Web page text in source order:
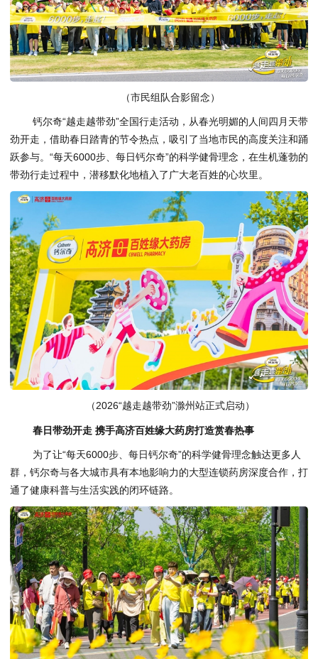
（市民组队合影留念）
钙尔奇“越走越带劲”全国行走活动，从春光明媚的人间四月天带
劲开走，借助春日踏青的节令热点，吸引了当地市民的高度关注和踊
跃参与。“每天6000步、每日钙尔奇”的科学健骨理念，在生机蓬勃的
带劲行走过程中，潜移默化地植入了广大老百姓的心坎里。
（2026“越走越带劲”滁州站正式启动）
春日带劲开走 携手高济百姓缘大药房打造赏春热事
为了让“每天6000步、每日钙尔奇”的科学健骨理念触达更多人
群，钙尔奇与各大城市具有本地影响力的大型连锁药房深度合作，打
通了健康科普与生活实践的闭环链路。